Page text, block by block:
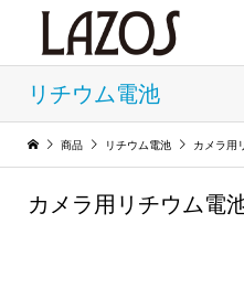
リチウム電池
商品 リチウム電池 カメラ用
カメラ用リチウム電